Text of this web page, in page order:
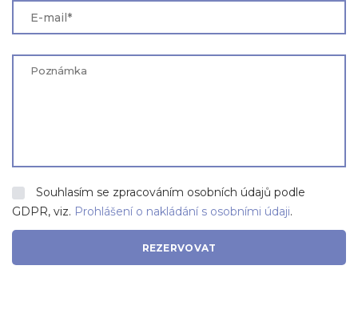
Souhlasím se zpracováním osobních údajů podle
GDPR, viz. Prohlášení o nakládání s osobními údaji.